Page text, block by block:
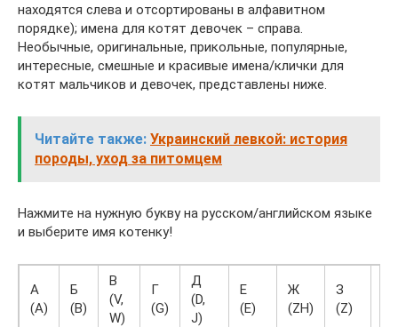
находятся слева и отсортированы в алфавитном
порядке); имена для котят девочек – справа.
Необычные, оригинальные, прикольные, популярные,
интересные, смешные и красивые имена/клички для
котят мальчиков и девочек, представлены ниже.
Читайте также: Украинский левкой: история
породы, уход за питомцем
Нажмите на нужную букву на русском/английском языке
и выберите имя котенку!
А
(A)
Б
(B)
В
(V,
W)
Г
(G)
Д
(D,
J)
Е
(E)
Ж
(ZH)
З
(Z)